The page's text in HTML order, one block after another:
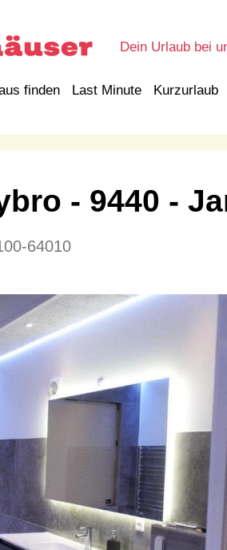
Dein Urlaub bei
finden Last Minute Kurzurlaub
- 9440 -
64010